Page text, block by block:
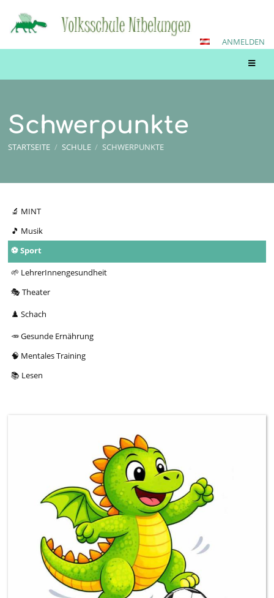
ANMELDEN
Schwerpunkte
STARTSEITE / SCHULE / SCHWERPUNKTE
Schwerpunkte
🔬 MINT
🎵 Musik
⚽ Sport
🌱 LehrerInnengesundheit
🎭 Theater
♟️ Schach
🥕 Gesunde Ernährung
🧠 Mentales Training
📚 Lesen